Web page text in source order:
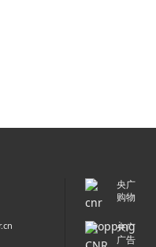
央广
购物
央广
广告